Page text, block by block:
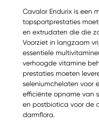
Cavalor Endurix is een
topsportprestaties
en extrudaten die die
Voorziet in langzaam
essentiele
verhoogde vitamine
prestaties moeten
seleniumchelaten voor
efficiënte opname van
en postbiotica voor de
darmflora.